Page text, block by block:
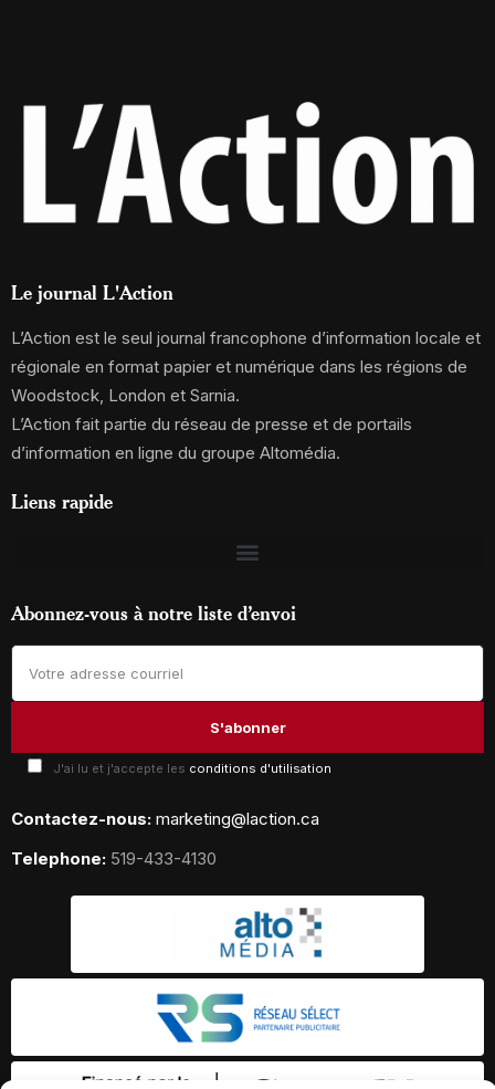
Le journal L'Action
L’Action est le seul journal francophone d’information locale et
régionale en format papier et numérique dans les régions de
Woodstock, London et Sarnia.
L’Action fait partie du réseau de presse et de portails
d’information en ligne du groupe Altomédia.
Liens rapide
Abonnez-vous à notre liste d’envoi
J'ai lu et j'accepte les conditions d'utilisation
Contactez-nous: marketing@laction.ca
Telephone: 519-433-4130